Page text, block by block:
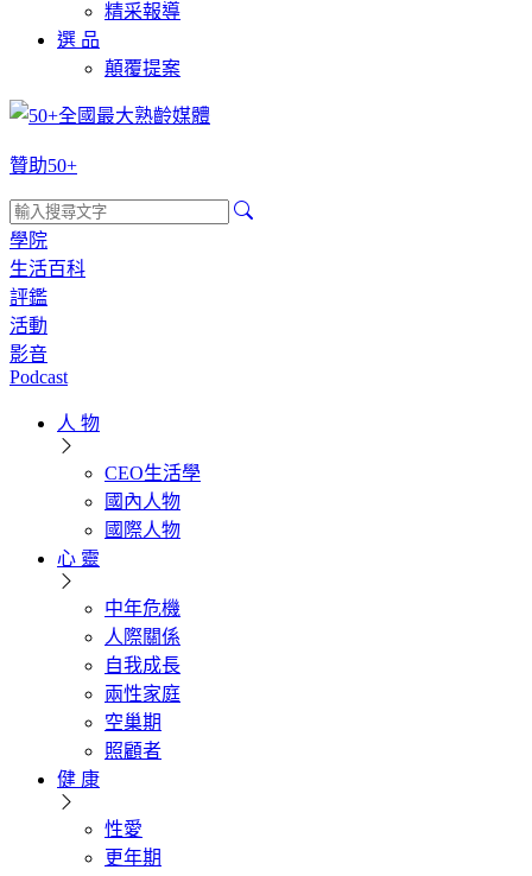
精采報導
選 品
顛覆提案
贊助50+
學院
生活百科
評鑑
活動
影音
Podcast
人 物
CEO生活學
國內人物
國際人物
心 靈
中年危機
人際關係
自我成長
兩性家庭
空巢期
照顧者
健 康
性愛
更年期